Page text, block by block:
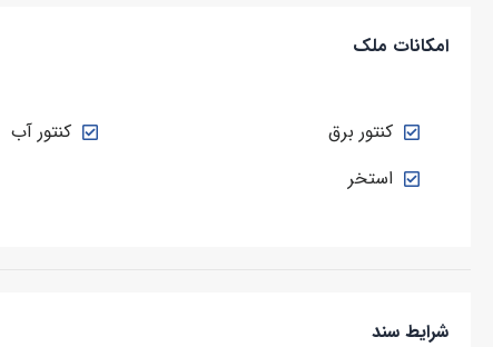
امکانات ملک
کنتور برق کنتور آب
استخر
شرایط سند